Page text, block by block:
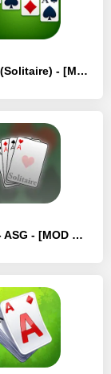
Пасьянс (Solitaire) - [MOD Много денег]
Solitaire - ASG - [MOD Много монет]